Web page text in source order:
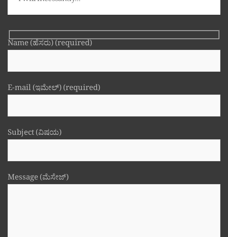
Name (ಹೆಸರು) (required)
E-mail (ಇಮೇಲ್) (required)
Subject (ವಿಷಯ)
Message (ಮೆಸೇಜ್)